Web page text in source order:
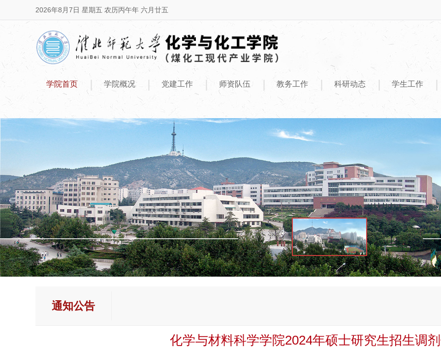
2026年8月7日 星期五 农历丙午年 六月廿五
学院首页 | 学院概况 | 党建工作 | 师资队伍 | 教务工作 | 科研动态 | 学生工作 |
通知公告
化学与材料科学学院2024年硕士研究生招生调